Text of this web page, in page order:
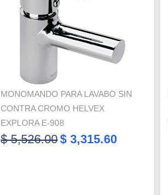
MONOMANDO PARA LAVABO SIN
CONTRA CROMO HELVEX
EXPLORA E-908
$ 5,526.00$ 3,315.60